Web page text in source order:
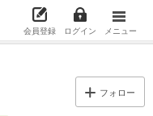
会員登録 ログイン メニュー
フォロー